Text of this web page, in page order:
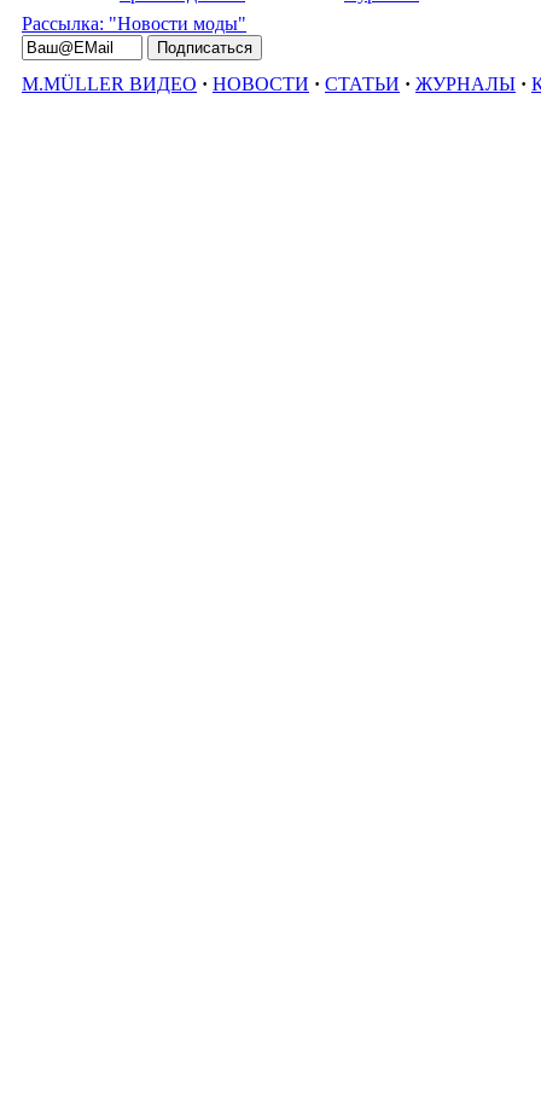
Рассылка: "Новости моды"
M.MÜLLER ВИДЕО · НОВОСТИ · СТАТЬИ · ЖУРНАЛЫ ·